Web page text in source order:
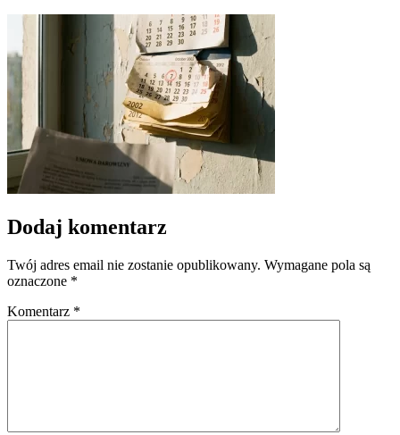
Dodaj komentarz
Twój adres email nie zostanie opublikowany. Wymagane pola są
oznaczone *
Komentarz *